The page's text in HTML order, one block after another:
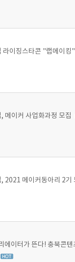
라이징스타콘 "랩메이킹
메이커 사업화과정 모집
2021 메이커동아리 2기
에이터가 뜬다! 충북콘